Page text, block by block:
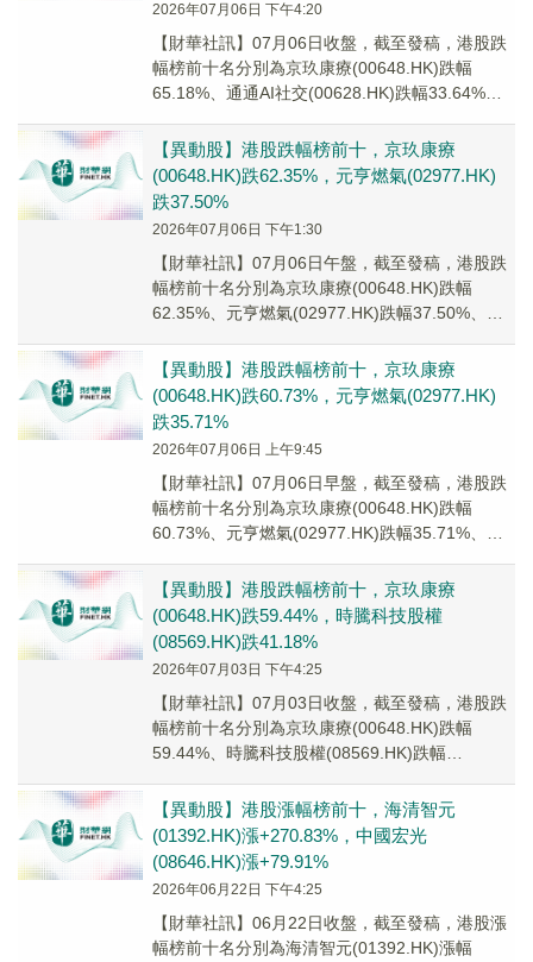
2026年07月06日 下午4:20
【財華社訊】07月06日收盤，截至發稿，港股跌
幅榜前十名分別為京玖康療(00648.HK)跌幅
65.18%、通通AI社交(00628.HK)跌幅33.64%、
【異動股】港股跌幅榜前十，京玖康療
(00648.HK)跌62.35%，元亨燃氣(02977.HK)
跌37.50%
2026年07月06日 下午1:30
【財華社訊】07月06日午盤，截至發稿，港股跌
幅榜前十名分別為京玖康療(00648.HK)跌幅
62.35%、元亨燃氣(02977.HK)跌幅37.50%、時
【異動股】港股跌幅榜前十，京玖康療
(00648.HK)跌60.73%，元亨燃氣(02977.HK)
跌35.71%
2026年07月06日 上午9:45
【財華社訊】07月06日早盤，截至發稿，港股跌
幅榜前十名分別為京玖康療(00648.HK)跌幅
60.73%、元亨燃氣(02977.HK)跌幅35.71%、新
【異動股】港股跌幅榜前十，京玖康療
(00648.HK)跌59.44%，時騰科技股權
(08569.HK)跌41.18%
2026年07月03日 下午4:25
【財華社訊】07月03日收盤，截至發稿，港股跌
幅榜前十名分別為京玖康療(00648.HK)跌幅
59.44%、時騰科技股權(08569.HK)跌幅
【異動股】港股漲幅榜前十，海清智元
(01392.HK)漲+270.83%，中國宏光
(08646.HK)漲+79.91%
2026年06月22日 下午4:25
【財華社訊】06月22日收盤，截至發稿，港股漲
幅榜前十名分別為海清智元(01392.HK)漲幅